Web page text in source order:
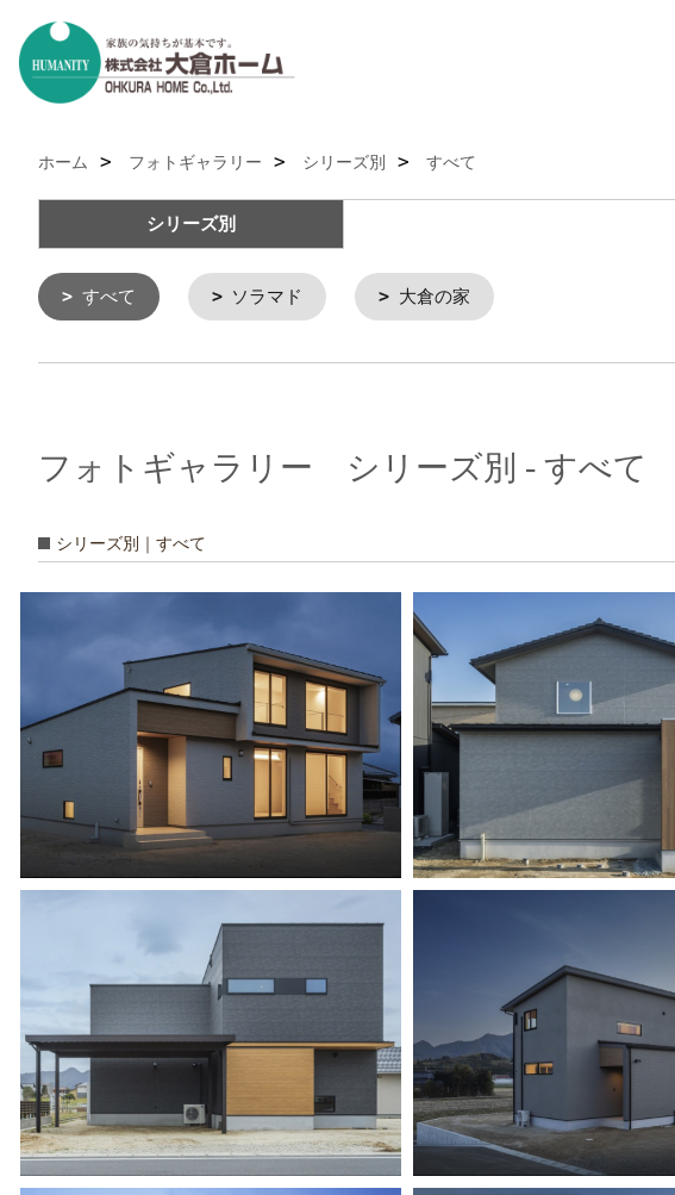
ホーム フォトギャラリー シリーズ別 すべて
シリーズ別
すべて ソラマド 大倉の家
フォトギャラリー シリーズ別 - すべて
シリーズ別｜すべて